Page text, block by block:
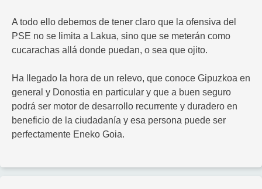
A todo ello debemos de tener claro que la ofensiva del
PSE no se limita a Lakua, sino que se meterán como
cucarachas allá donde puedan, o sea que ojito.
Ha llegado la hora de un relevo, que conoce Gipuzkoa en
general y Donostia en particular y que a buen seguro
podrá ser motor de desarrollo recurrente y duradero en
beneficio de la ciudadanía y esa persona puede ser
perfectamente Eneko Goia.